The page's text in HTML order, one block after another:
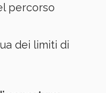
percorso
dei limiti di